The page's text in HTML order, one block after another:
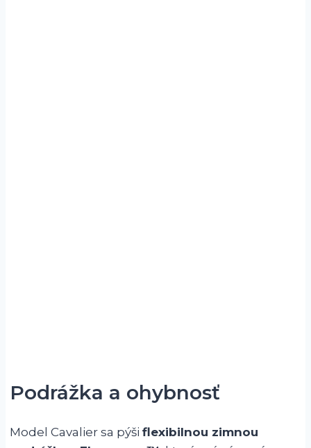
Podrážka a ohybnosť
Model Cavalier sa pýši flexibilnou zimnou